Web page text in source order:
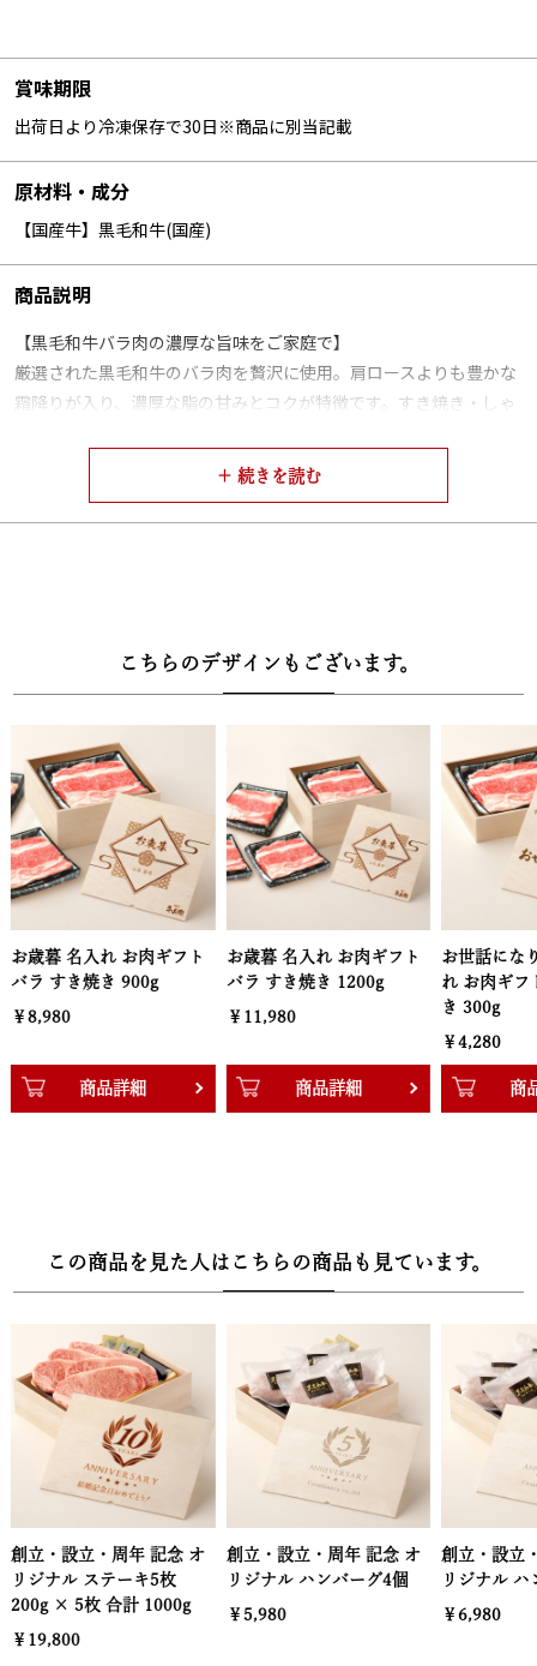
賞味期限
出荷日より冷凍保存で30日※商品に別当記載
原材料・成分
【国産牛】黒毛和牛(国産)
商品説明
【黒毛和牛バラ肉の濃厚な旨味をご家庭で】
厳選された黒毛和牛のバラ肉を贅沢に使用。肩ロースよりも豊かな
霜降りが入り、濃厚な脂の甘みとコクが特徴です。すき焼き・しゃ
火を通すととろけるような食感と、口いっぱいに広がる芳醇な旨味
は、バラ肉ならではの贅沢な美味しさ。牛兵衛店主が長年の経験で
食材を入れるだけ。手間なく本格的なすき焼きをお楽しみいただけ
ます。
【木箱サイズ】幅30.3cm × 奥行22.2cm × 高さ13.3cm
こちらのデザインもございます。
お歳暮 名入れ お肉ギフト
バラ すき焼き 1200g
￥11,980
商品詳細
お世話になりました 名入
れ お肉ギフト バラ すき焼
き 300g
商品詳細
お世話にな
れ お肉ギフ
き 600g
￥6,280
商
この商品を見た人はこちらの商品も見ています。
創立・設立・周年 記念 オ
リジナル ハンバーグ4個
￥5,980
創立・設立・周年 記念 オ
リジナル ハンバーグ5個
￥6,980
創立・設立
リジナル ハ
￥7,980